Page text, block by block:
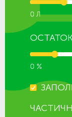
0 Л
ОСТАТОК
0 %